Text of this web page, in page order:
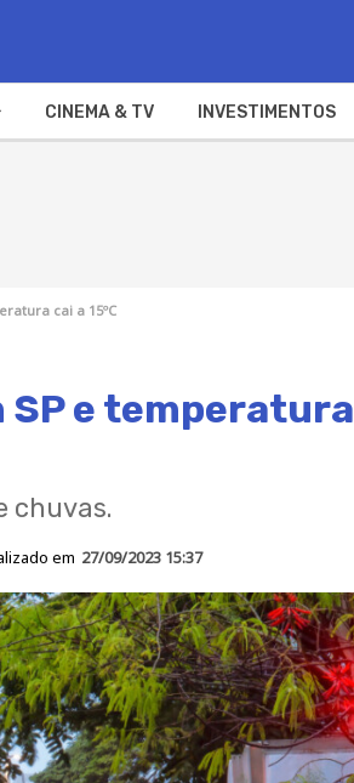
CINEMA & TV INVESTIMENTOS
cai a 15ºC
e temperatura
chuvas.
em 27/09/2023 15:37